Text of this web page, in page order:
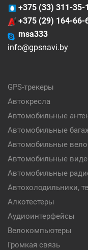
+375 (33) 311-35-
+375 (29) 164-66-
msa333
info@gpsnavi.by
GPS-трекеры
Автокресла
Автомобильные
Автомобильные
Автомобильные
Автомобильные
Автомобильные
Автохолодильники,
Алкотестеры
Аудиоинтерфейсы
Велокомпьютеры
Громкая связь